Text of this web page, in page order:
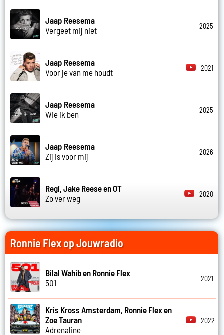
Jaap Reesema
Vergeet mij niet
2025
Jaap Reesema
Voor je van me houdt
2021
Jaap Reesema
Wie ik ben
2025
Jaap Reesema
Zij is voor mij
2026
Regi, Jake Reese en OT
Zo ver weg
2020
Ronnie Flex op Jouwradio
Bilal Wahib en Ronnie Flex
501
2021
Kris Kross Amsterdam, Ronnie Flex en
Zoe Tauran
Adrenaline
2022